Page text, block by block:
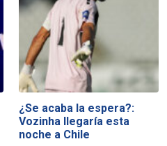
¿Se acaba la espera?:
Vozinha llegaría esta
noche a Chile